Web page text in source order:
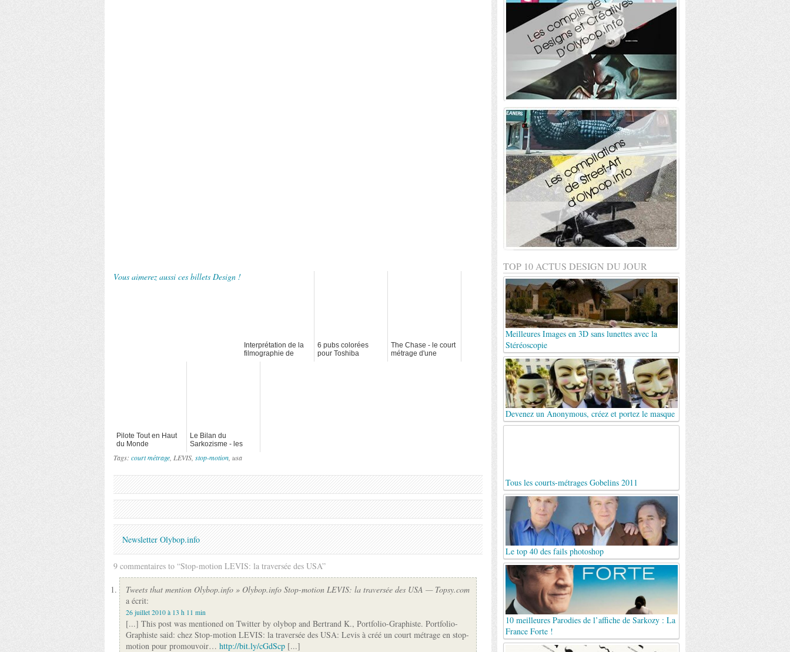
Vous aimerez aussi ces billets Design !
Interprétation de la
filmographie de
Stanley Kubrick
6 pubs colorées
pour Toshiba
The Chase - le court
métrage d'une
Pilote Tout en Haut
du Monde
Le Bilan du
Sarkozisme - les
Tags: court métrage , LEVIS, stop-motion , usa
Newsletter Olybop.info
9 commentaires to “Stop-motion LEVIS: la traversée des USA”
Tweets that mention Olybop.info » Olybop.info Stop-motion LEVIS: la traversée des USA — Topsy.com
a écrit:
26 juillet 2010 à 13 h 11 min
[...] This post was mentioned on Twitter by olybop and Bertrand K., Portfolio-Graphiste. Portfolio-
Graphiste said: chez Stop-motion LEVIS: la traversée des USA: Levis à créé un court métrage en stop-
motion pour promouvoir… http://bit.ly/cGdScp [...]
TOP 10 ACTUS DESIGN DU JOUR
Meilleures Images en 3D sans lunettes avec la
Stéréoscopie
Devenez un Anonymous, créez et portez le masque
Tous les courts-métrages Gobelins 2011
Le top 40 des fails photoshop
10 meilleures Parodies de l’affiche de Sarkozy : La
France Forte !